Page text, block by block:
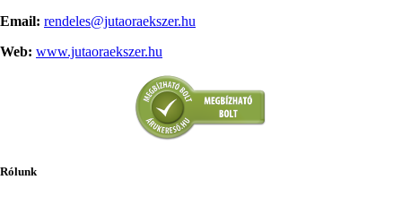
Email: rendeles@jutaoraekszer.hu
Web: www.jutaoraekszer.hu
Rólunk